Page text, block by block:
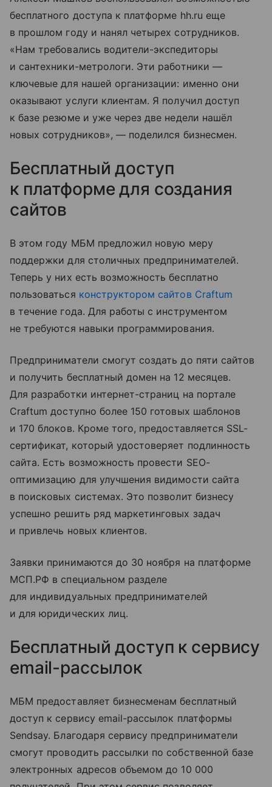
бесплатного доступа к платформе hh.ru еще
в прошлом году и нанял четырех сотрудников.
«Нам требовались водители-экспедиторы
и сантехники-метрологи. Эти работники —
ключевые для нашей организации: именно они
оказывают услуги клиентам. Я получил доступ
к базе резюме и уже через две недели нашёл
новых сотрудников», — поделился бизнесмен.
Бесплатный доступ
к платформе для создания
сайтов
В этом году МБМ предложил новую меру
поддержки для столичных предпринимателей.
Теперь у них есть возможность бесплатно
пользоваться конструктором сайтов Craftum
в течение года. Для работы с инструментом
не требуются навыки программирования.
Предприниматели смогут создать до пяти сайтов
и получить бесплатный домен на 12 месяцев.
Для разработки интернет-страниц на портале
Craftum доступно более 150 готовых шаблонов
и 170 блоков. Кроме того, предоставляется SSL-
сертификат, который удостоверяет подлинность
сайта. Есть возможность провести SEO-
оптимизацию для улучшения видимости сайта
в поисковых системах. Это позволит бизнесу
успешно решить ряд маркетинговых задач
и привлечь новых клиентов.
Заявки принимаются до 30 ноября на платформе
МСП.РФ в специальном разделе
для индивидуальных предпринимателей
и для юридических лиц.
Бесплатный доступ к сервису
email-рассылок
МБМ предоставляет бизнесменам бесплатный
доступ к сервису email-рассылок платформы
Sendsay. Благодаря сервису предприниматели
смогут проводить рассылки по собственной базе
электронных адресов объемом до 10 000